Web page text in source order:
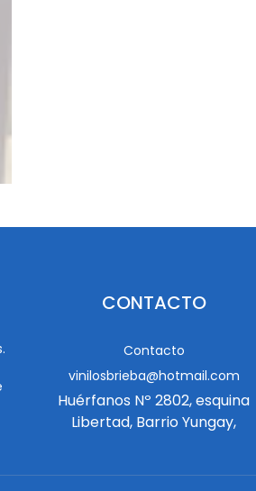
CONTACTO
Contacto
vinilosbrieba@hotmail.com
Huérfanos Nº 2802, esquina
Libertad, Barrio Yungay,